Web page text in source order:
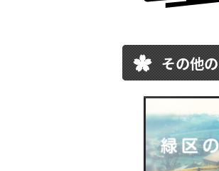
その他